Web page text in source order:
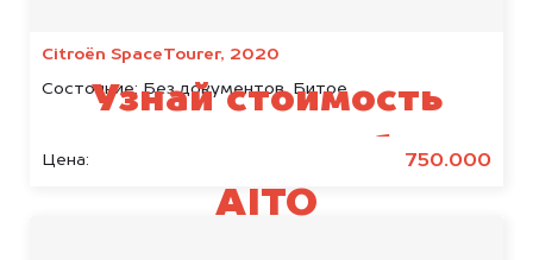
Citroën SpaceTourer, 2020
Состояние:Без документов, Битое
Цена: 750.000
Узнай стоимость
своего автомобиля
AITO